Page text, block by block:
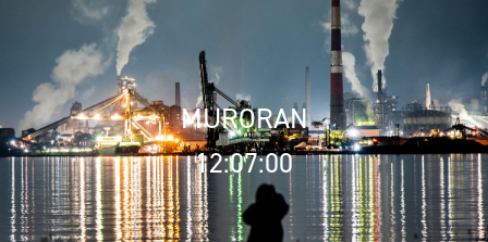
12:07:02
12:07:02
12:07:02
12:07:02
MURORAN
12:07:02